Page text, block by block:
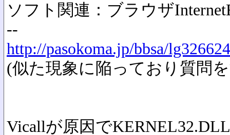
ソフト関連：ブラウザ
--
http://pasokoma.jp/bbsa/lg326624
(似た現象に陥っており質問
Vicallが原因で